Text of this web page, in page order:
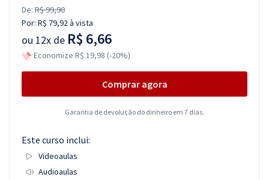
De: R$ 99,90
Por: R$ 79,92à vista
ou 12x de R$ 6,66
Economize R$ 19,98 (-20%)
Comprar agora
Garantia de devolução do dinheiro em 7 dias.
Este curso inclui:
Videoaulas
Audioaulas